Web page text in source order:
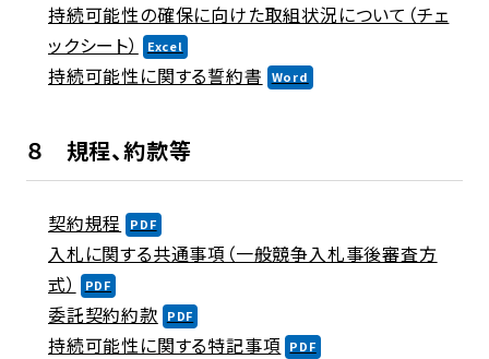
持続可能性の確保に向けた取組状況について（チェ
ックシート）
持続可能性に関する誓約書
８ 規程、約款等
契約規程
入札に関する共通事項（一般競争入札事後審査方
式）
委託契約約款
持続可能性に関する特記事項